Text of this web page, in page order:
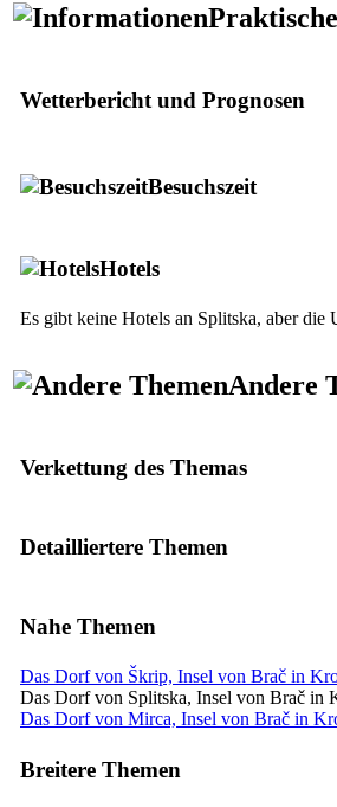
Wetterbericht und Prognosen
Besuchszeit
Hotels
Es gibt keine Hotels an Splitska, aber
Andere
Verkettung des Themas
Detailliertere Themen
Nahe Themen
Das Dorf von Škrip, Insel von Brač in
Das Dorf von Splitska, Insel von Brač in
Das Dorf von Mirca, Insel von Brač in
Breitere Themen